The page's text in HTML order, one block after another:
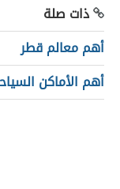
ذات صلة
أهم معالم قطر
أهم الأماكن